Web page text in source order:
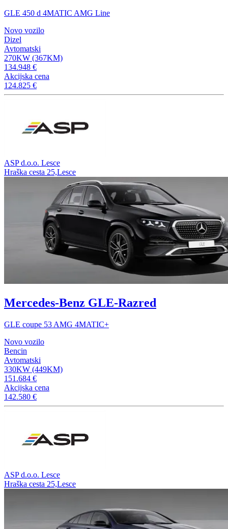
GLE 450 d 4MATIC AMG Line
Novo vozilo
Dizel
Avtomatski
270KW (367KM)
134.948 €
Akcijska cena
124.825 €
ASP d.o.o. Lesce
Hraška cesta 25,Lesce
Mercedes-Benz GLE-Razred
GLE coupe 53 AMG 4MATIC+
Novo vozilo
Bencin
Avtomatski
330KW (449KM)
151.684 €
Akcijska cena
142.580 €
ASP d.o.o. Lesce
Hraška cesta 25,Lesce